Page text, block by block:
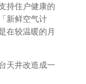
持住户健康的
新鲜空气计
在较温暖的月
天井改造成一